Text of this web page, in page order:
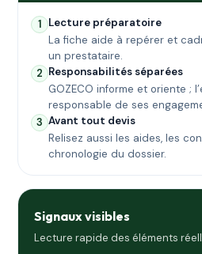
1 Lecture préparatoire
La fiche aide à repérer et
un prestataire.
2 Responsabilités séparées
GOZECO informe et oriente ;
responsable de ses
3 Avant tout devis
Relisez aussi les aides, les
chronologie du dossier.
Signaux visibles
Lecture rapide des éléments